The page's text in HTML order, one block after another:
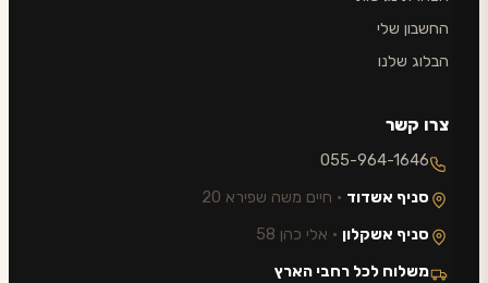
החשבון שלי
הבלוג שלנו
צרו קשר
055-964-1646
סניף אשדוד · חיים משה שפירא 20
סניף אשקלון · אלי כהן 58
משלוח לכל רחבי הארץ